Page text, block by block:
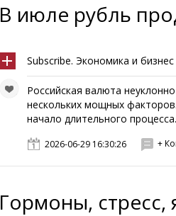
В июле рубль
Subscribe. Экономика и бизнес
Российская валюта
нескольких мощных
начало длительного
2026-06-29 16:30:26 +
Гормоны, стресс,